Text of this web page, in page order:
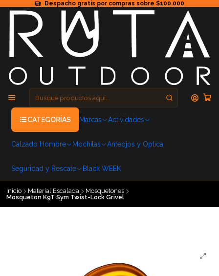
Despacho gratis por compras sobre $100.000
CATEGORÍAS Marcas Actividades
Calzado Hombre Mochilas Anteojos y Optica
Seguridad y Rescate Black WEEK
Inicio Material Escalada
Mosquetones
Mosqueton K9T Sym Twist-Lock Grivel